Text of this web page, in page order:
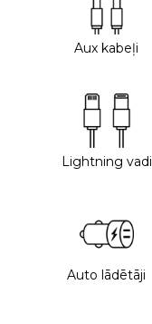
Aux kabeļi
Lightning vadi
Auto lādētāji